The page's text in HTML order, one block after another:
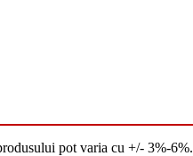
pot varia cu +/- 3%-6%.